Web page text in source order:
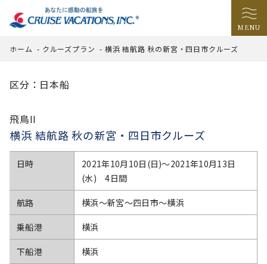
MENU
ホーム - クルーズプラン - 横浜 結航路 秋の新宮・四日市クルーズ
区分：日本船
飛鳥II
横浜 結航路 秋の新宮・四日市クルーズ
日時
2021年10月10日(日)〜2021年10月13日
(水) 4日間
航路 横浜～新宮～四日市～横浜
乗船港 横浜
下船港 横浜